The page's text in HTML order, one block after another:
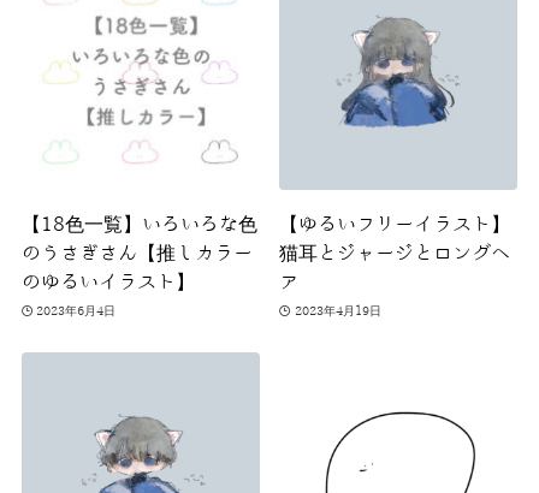
【18色一覧】いろいろな色
のうさぎさん【推しカラー
のゆるいイラスト】
2023年6月4日
【ゆるいフリーイラスト】
猫耳とジャージとロングヘ
ア
2023年4月19日